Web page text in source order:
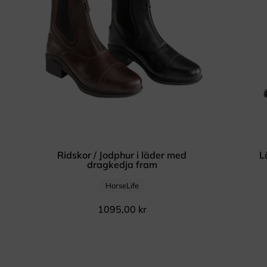
Ridskor / Jodphur i läder med
dragkedja fram
HorseLife
1095,00 kr